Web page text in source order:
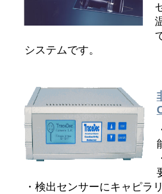
システムです。
・検出センサーにキャピラ